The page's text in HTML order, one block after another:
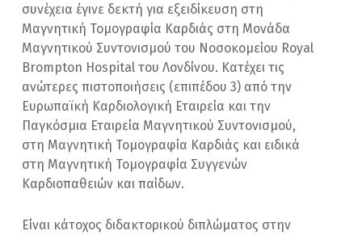
συνέχεια έγινε δεκτή για εξειδίκευση στη
Μαγνητική Τομογραφία Καρδιάς στη Μονάδα
Μαγνητικού Συντονισμού του Νοσοκομείου Royal
Brompton Hospital του Λονδίνου. Κατέχει τις
ανώτερες πιστοποιήσεις (επιπέδου 3) από την
Ευρωπαϊκή Καρδιολογική Εταιρεία και την
Παγκόσμια Εταιρεία Μαγνητικού Συντονισμού,
στη Μαγνητική Τομογραφία Καρδιάς και ειδικά
στη Μαγνητική Τομογραφία Συγγενών
Καρδιοπαθειών και παίδων.
Είναι κάτοχος διδακτορικού διπλώματος στην